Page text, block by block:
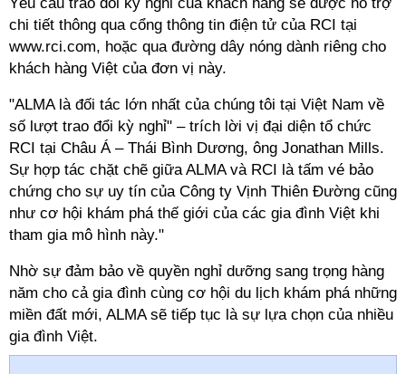
chi tiết thông qua cổng thông tin điện tử của RCI tại
www.rci.com, hoặc qua đường dây nóng dành riêng cho
khách hàng Việt của đơn vị này.
"ALMA là đối tác lớn nhất của chúng tôi tại Việt Nam về
số lượt trao đổi kỳ nghỉ" – trích lời vị đại diện tổ chức
RCI tại Châu Á – Thái Bình Dương, ông Jonathan Mills.
Sự hợp tác chặt chẽ giữa ALMA và RCI là tấm vé bảo
chứng cho sự uy tín của Công ty Vịnh Thiên Đường cũng
như cơ hội khám phá thế giới của các gia đình Việt khi
tham gia mô hình này."
Nhờ sự đảm bảo về quyền nghỉ dưỡng sang trọng hàng
năm cho cả gia đình cùng cơ hội du lịch khám phá những
miền đất mới, ALMA sẽ tiếp tục là sự lựa chọn của nhiều
gia đình Việt.